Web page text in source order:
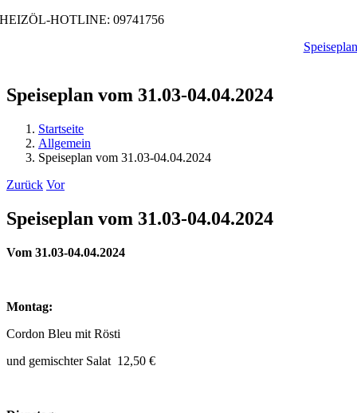
Zum
HEIZÖL-HOTLINE: 09741756
Speiseplan
Speiseplan vom 31.03-04.04.2024
Startseite
Allgemein
Speiseplan vom 31.03-04.04.2024
Zurück Vor
Speiseplan vom 31.03-04.04.2024
Vom 31.03-04.04.2024
Montag:
Cordon Bleu mit Rösti
und gemischter Salat 12,50 €